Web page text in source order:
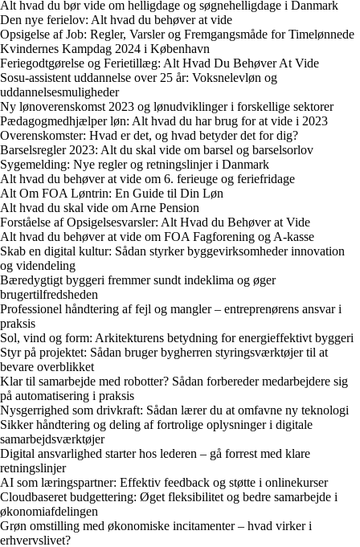
Alt hvad du bør vide om helligdage og søgnehelligdage i Danmark
Den nye ferielov: Alt hvad du behøver at vide
Opsigelse af Job: Regler, Varsler og Fremgangsmåde for Timelønnede
Kvindernes Kampdag 2024 i København
Feriegodtgørelse og Ferietillæg: Alt Hvad Du Behøver At Vide
Sosu-assistent uddannelse over 25 år: Voksnelevløn og
uddannelsesmuligheder
Ny lønoverenskomst 2023 og lønudviklinger i forskellige sektorer
Pædagogmedhjælper løn: Alt hvad du har brug for at vide i 2023
Overenskomster: Hvad er det, og hvad betyder det for dig?
Barselsregler 2023: Alt du skal vide om barsel og barselsorlov
Sygemelding: Nye regler og retningslinjer i Danmark
Alt hvad du behøver at vide om 6. ferieuge og feriefridage
Alt Om FOA Løntrin: En Guide til Din Løn
Alt hvad du skal vide om Arne Pension
Forståelse af Opsigelsesvarsler: Alt Hvad du Behøver at Vide
Alt hvad du behøver at vide om FOA Fagforening og A-kasse
Skab en digital kultur: Sådan styrker byggevirksomheder innovation
og videndeling
Bæredygtigt byggeri fremmer sundt indeklima og øger
brugertilfredsheden
Professionel håndtering af fejl og mangler – entreprenørens ansvar i
praksis
Sol, vind og form: Arkitekturens betydning for energieffektivt byggeri
Styr på projektet: Sådan bruger bygherren styringsværktøjer til at
bevare overblikket
Klar til samarbejde med robotter? Sådan forbereder medarbejdere sig
på automatisering i praksis
Nysgerrighed som drivkraft: Sådan lærer du at omfavne ny teknologi
Sikker håndtering og deling af fortrolige oplysninger i digitale
samarbejdsværktøjer
Digital ansvarlighed starter hos lederen – gå forrest med klare
retningslinjer
AI som læringspartner: Effektiv feedback og støtte i onlinekurser
Cloudbaseret budgettering: Øget fleksibilitet og bedre samarbejde i
økonomiafdelingen
Grøn omstilling med økonomiske incitamenter – hvad virker i
erhvervslivet?